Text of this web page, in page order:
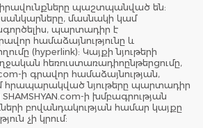
իրավունքները պաշտպանված են:
մասնակի կամ
պարտադիր է
համաձայնությունը և
(hyperlink): Կայքի նյութերի
հեռուստառադիոընթերցումը,
ի գրավոր համաձայնության,
հրապարակված նյութերը պարտադիր
ի խմբագրության
բովանդակության համար կայքը
չի կրում: